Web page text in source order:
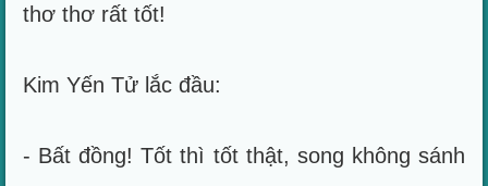
thơ thơ rất tốt!
Kim Yến Tử lắc đầu:
- Bất đồng! Tốt thì tốt thật, song không sánh